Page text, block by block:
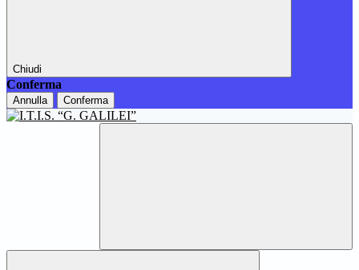
Chiudi
Conferma
Annulla Conferma